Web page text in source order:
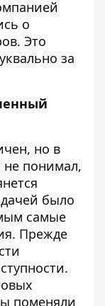
о
. Это
за
но в
понимал,
было
самые
. Прежде
поменяли